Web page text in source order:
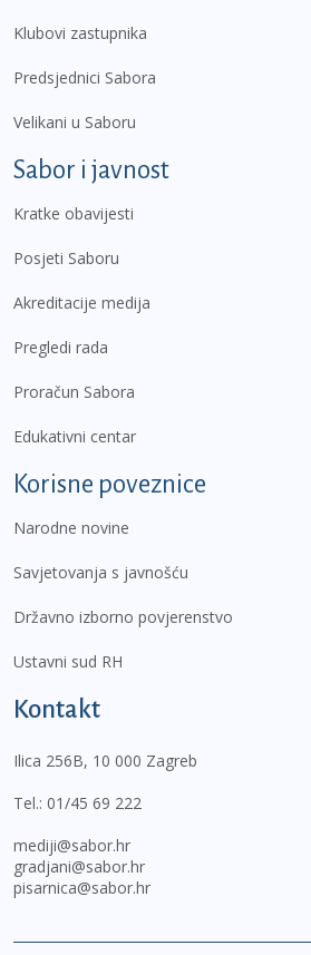
Klubovi zastupnika
Predsjednici Sabora
Velikani u Saboru
Sabor i javnost
Kratke obavijesti
Posjeti Saboru
Akreditacije medija
Pregledi rada
Proračun Sabora
Edukativni centar
Korisne poveznice
Narodne novine
Savjetovanja s javnošću
Državno izborno povjerenstvo
Ustavni sud RH
Kontakt
Ilica 256B, 10 000 Zagreb
Tel.: 01/45 69 222
mediji@sabor.hr
gradjani@sabor.hr
pisarnica@sabor.hr